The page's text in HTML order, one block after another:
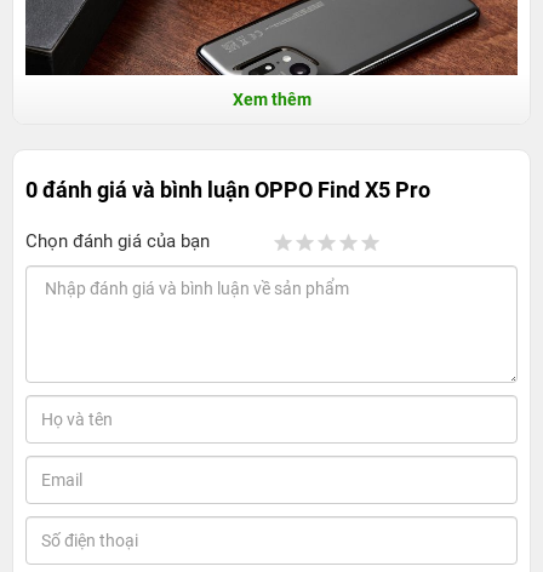
OPPO Find X5 Pro - Mặt lưng gốm, camera
nghệ thuật
màu xám chủ đạo đi cùng với các chi tiết màu đen. Vỏ
hộp được làm dày dặn và có kích thước tương đối lớn.
Nhìn chung thì hộp đựng bên ngoài của phiên bản lần
này không quá đặc sắc và rực rỡ. Tuy nhiên thì với tông
màu xám - đen thì hộp đựng vẫn đem lại được sự sang
trọng, nam tính và sự tối giản, tạo điểm nhấn trước khi
người dùng được chạm mắt chiếc điện thoại ở bên trong.
Xem thêm
0 đánh giá và bình luậnOPPO Find X5 Pro
Chọn đánh giá của bạn